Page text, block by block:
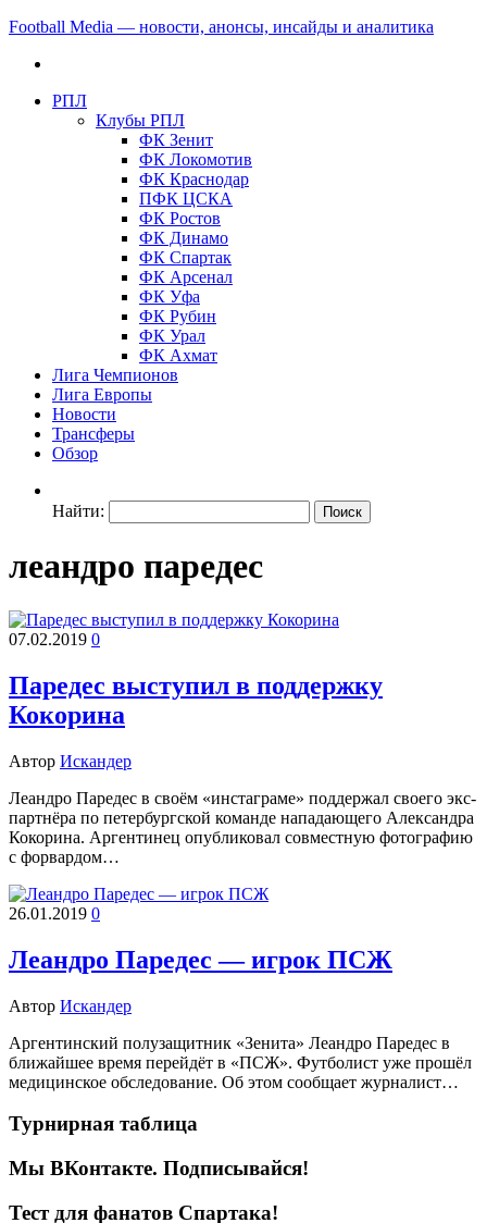
Football Media — новости, анонсы, инсайды и аналитика
РПЛ
Клубы РПЛ
ФК Зенит
ФК Локомотив
ФК Краснодар
ПФК ЦСКА
ФК Ростов
ФК Динамо
ФК Спартак
ФК Арсенал
ФК Уфа
ФК Рубин
ФК Урал
ФК Ахмат
Лига Чемпионов
Лига Европы
Новости
Трансферы
Обзор
Найти:
леандро паредес
07.02.2019 0
Паредес выступил в поддержку
Кокорина
Автор Искандер
Леандро Паредес в своём «инстаграме» поддержал своего экс-
партнёра по петербургской команде нападающего Александра
Кокорина. Аргентинец опубликовал совместную фотографию
с форвардом…
26.01.2019 0
Леандро Паредес — игрок ПСЖ
Автор Искандер
Аргентинский полузащитник «Зенита» Леандро Паредес в
ближайшее время перейдёт в «ПСЖ». Футболист уже прошёл
медицинское обследование. Об этом сообщает журналист…
Турнирная таблица
Мы ВКонтакте. Подписывайся!
Тест для фанатов Спартака!